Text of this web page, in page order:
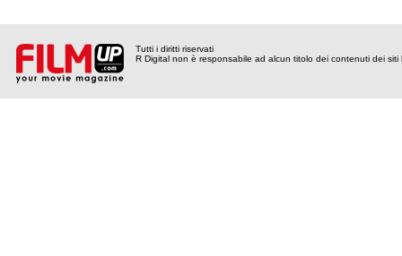
Tutti i diritti riservati
R Digital non è responsabile ad alcun titolo dei contenuti dei siti